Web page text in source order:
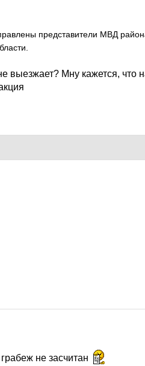
представители МВД
выезжает? Мну кажется, что
не засчитан